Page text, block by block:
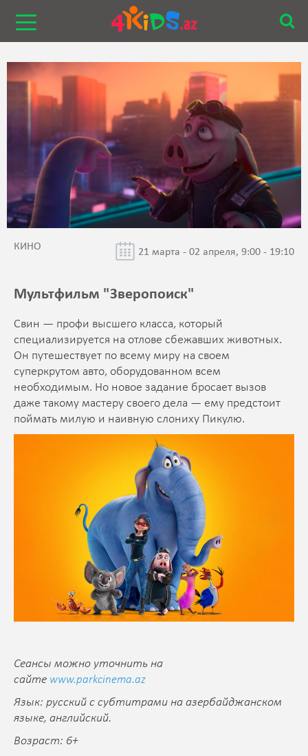
КИНО 21 марта - 02 апреля, 9:00 - 19:10
Мультфильм "Зверопоиск"
Свин — профи высшего класса, который
специализируется на отлове сбежавших животных.
Он путешествует по всему миру на своем
суперкрутом авто, оборудованном всем
необходимым. Но новое задание бросает вызов
даже такому мастеру своего дела — ему предстоит
поймать милую и наивную слониху Пикулю.
Сеансы можно уточнить на
сайте www.parkcinema.az
Язык: русский с субтитрами на азербайджанском
языке, английский.
Возраст: 6+